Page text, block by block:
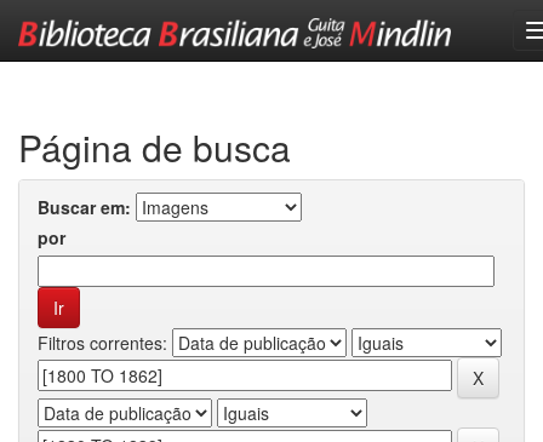
Página de busca
Buscar em:
por
Filtros correntes: